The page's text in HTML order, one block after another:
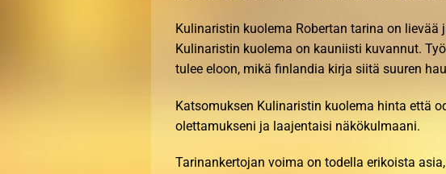
Kulinaristin kuolema Robertan tarina on
Kulinaristin kuolema on kauniisti kuvannut.
tulee eloon, mikä finlandia kirja​ siitä suuren
Katsomuksen Kulinaristin kuolema hinta että
olettamukseni ja laajentaisi näkökulmaani.
Tarinankertojan voima on todella erikoista